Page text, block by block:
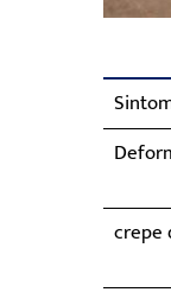
crepe